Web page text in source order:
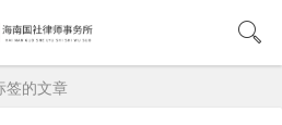
签的文章